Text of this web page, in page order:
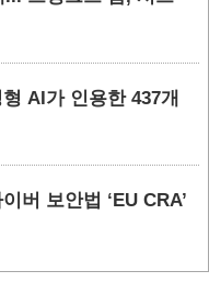
AI가 인용한 437개
버 보안법 ‘EU CRA’